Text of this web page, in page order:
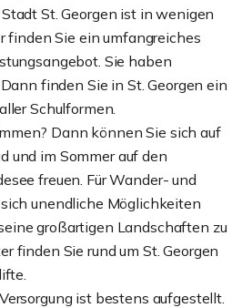
St. Georgen ist in wenigen
finden Sie ein umfangreiches
Sie haben
finden Sie in St. Georgen ein
Schulformen.
Dann können Sie sich auf
und im Sommer auf den
freuen. Für Wander- und
unendliche Möglichkeiten
großartigen Landschaften zu
finden Sie rund um St. Georgen
ist bestens aufgestellt.